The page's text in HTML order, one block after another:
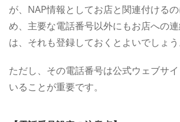
が、NAP情報としてお店と関連付ける
め、主要な電話番号以外にもお店への
は、それも登録しておくとよいでしょう
ただし、その電話番号は公式ウェブサ
いることが重要です。